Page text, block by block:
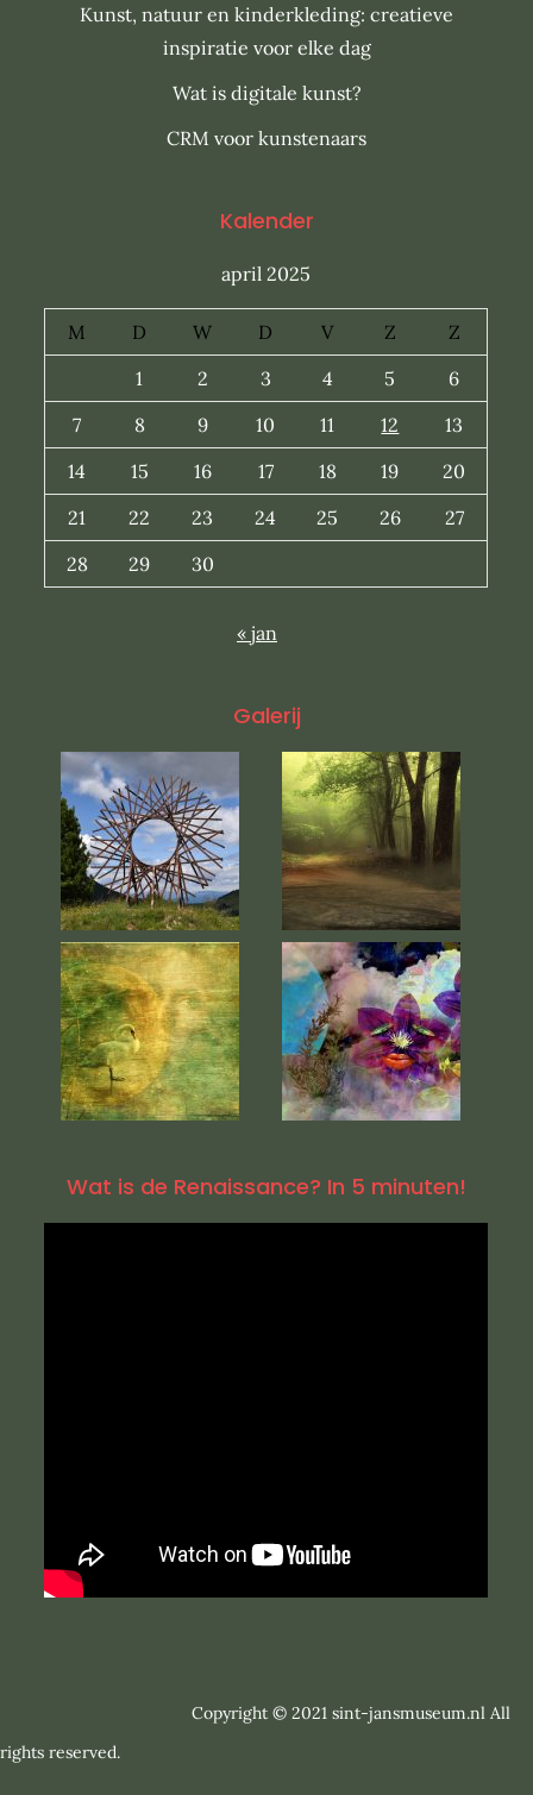
Kunst, natuur en kinderkleding: creatieve
inspiratie voor elke dag
Wat is digitale kunst?
CRM voor kunstenaars
Kalender
april 2025
M D W D V Z
Z
1
2 3 4 5
6
7
8 9 10 11 12
13
14
15 16 17 18 19
20
21
22 23 24 25 26
27
28
29 30
« jan
Galerij
Wat is de Renaissance? In 5 minuten!